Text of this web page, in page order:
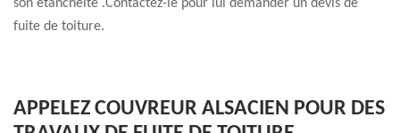
son étanchéité .Contactez-le pour lui demander un devis de
fuite de toiture.
APPELEZ COUVREUR ALSACIEN POUR DES